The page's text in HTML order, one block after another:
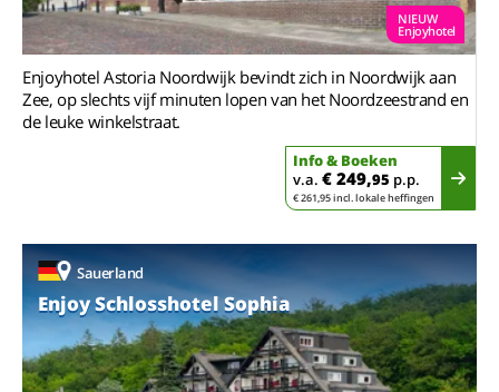
NIEUW
Enjoyhotel
Enjoyhotel Astoria Noordwijk bevindt zich in Noordwijk aan
Zee, op slechts vijf minuten lopen van het Noordzeestrand en
de leuke winkelstraat.
Info & Boeken
v.a. € 249,95 p.p.
€ 261,95 incl. lokale heffingen
Sauerland
Enjoy Schlosshotel Sophia